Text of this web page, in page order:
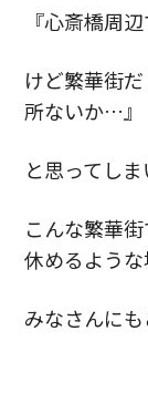
『心斎橋周
けど繁華街
所ないか…』
と思ってしま
こんな繁華
休めるような
みなさんにも